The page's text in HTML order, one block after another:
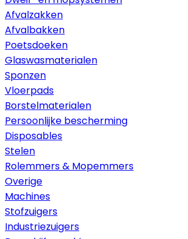
Afvalzakken
Afvalbakken
Poetsdoeken
Glaswasmaterialen
Sponzen
Vloerpads
Borstelmaterialen
Persoonlijke bescherming
Disposables
Stelen
Rolemmers & Mopemmers
Overige
Machines
Stofzuigers
Industriezuigers